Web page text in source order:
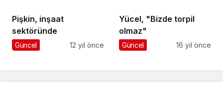
Pişkin, inşaat
sektöründe
Güncel 12 yıl önce
Yücel, "Bizde torpil
olmaz"
Güncel 16 yıl önce